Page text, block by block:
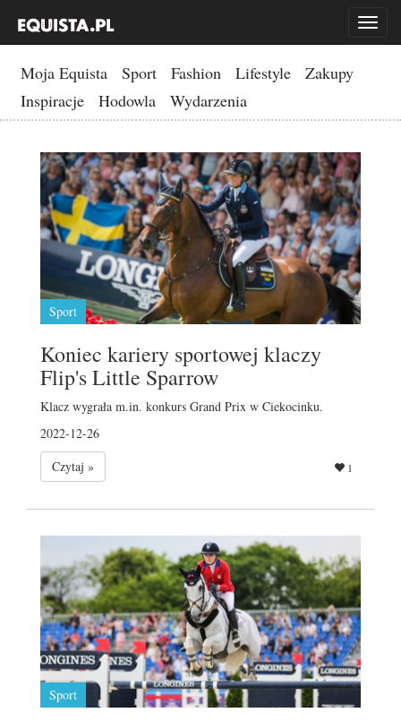
Toggle
Moja Equista Sport Fashion Lifestyle
Zakupy
Inspiracje
Hodowla Wydarzenia
Sport
Koniec kariery sportowej klaczy
Flip's Little Sparrow
Klacz wygrała m.in. konkurs Grand Prix w Ciekocinku.
2022-12-26
Czytaj »
1
Sport